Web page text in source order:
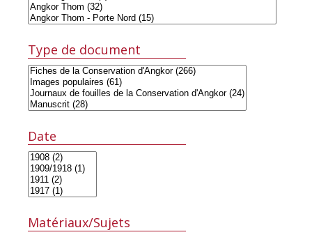
Type de document
Date
Matériaux/Sujets